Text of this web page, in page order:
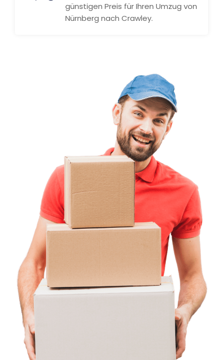
günstigen Preis für Ihren Umzug von
Nürnberg nach Crawley.